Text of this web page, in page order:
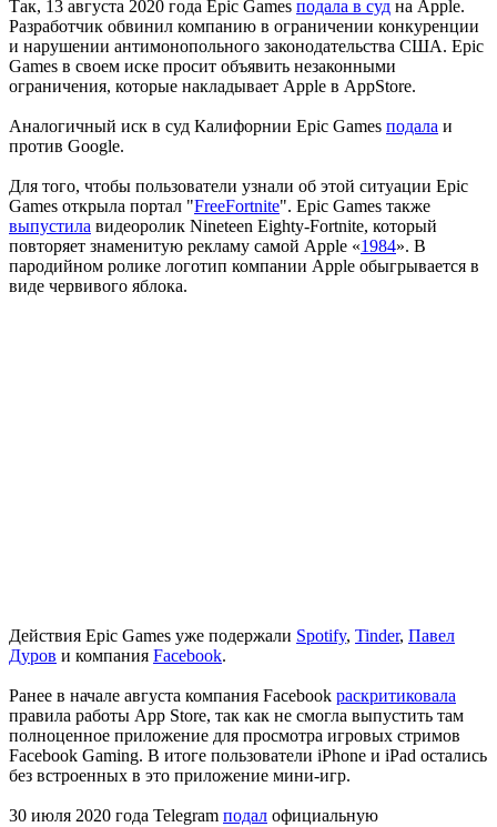
Так, 13 августа 2020 года Epic Games подала в суд на Apple.
Разработчик обвинил компанию в ограничении конкуренции
и нарушении антимонопольного законодательства США. Epic
Games в своем иске просит объявить незаконными
ограничения, которые накладывает Apple в AppStore.
Аналогичный иск в суд Калифорнии Epic Games подала и
против Google.
Для того, чтобы пользователи узнали об этой ситуации Epic
Games открыла портал "FreeFortnite". Epic Games также
выпустила видеоролик Nineteen Eighty-Fortnite, который
повторяет знаменитую рекламу самой Apple «1984». В
пародийном ролике логотип компании Apple обыгрывается в
виде червивого яблока.
Действия Epic Games уже подержали Spotify, Tinder, Павел
Дуров и компания Facebook.
Ранее в начале августа компания Facebook раскритиковала
правила работы App Store, так как не смогла выпустить там
полноценное приложение для просмотра игровых стримов
Facebook Gaming. В итоге пользователи iPhone и iPad остались
без встроенных в это приложение мини-игр.
30 июля 2020 года Telegram подал официальную